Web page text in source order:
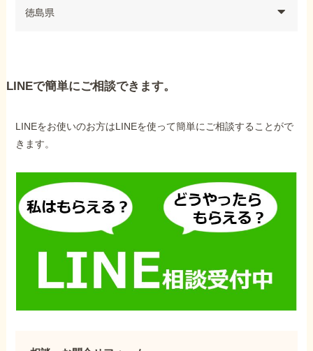
徳島県
LINEで簡単にご相談できます。
LINEをお使いのお方はLINEを使って簡単にご相談することがで
きます。